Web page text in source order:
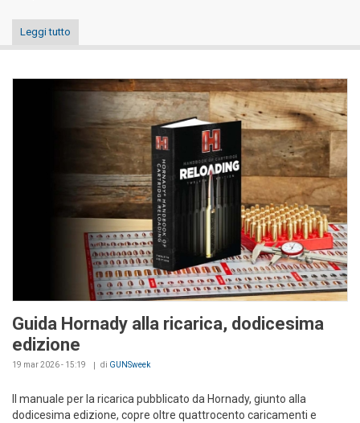
Leggi tutto
Guida Hornady alla ricarica, dodicesima
edizione
19 mar 2026 - 15:19 di GUNSweek
Il manuale per la ricarica pubblicato da Hornady, giunto alla
dodicesima edizione, copre oltre quattrocento caricamenti e